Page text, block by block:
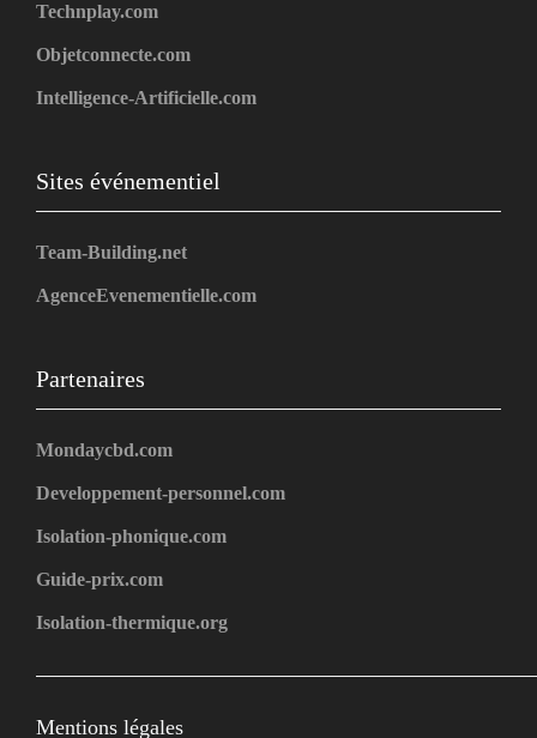
Technplay.com
Objetconnecte.com
Intelligence-Artificielle.com
Sites événementiel
Team-Building.net
AgenceEvenementielle.com
Partenaires
Mondaycbd.com
Developpement-personnel.com
Isolation-phonique.com
Guide-prix.com
Isolation-thermique.org
Mentions légales